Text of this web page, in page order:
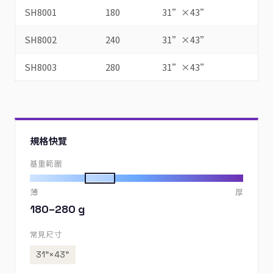
SH8001 180 31”×43”
SH8002 240 31”×43”
SH8003 280 31”×43”
規格快覽
基重範圍
薄 厚
180–280 g
常見尺寸
31”×43”